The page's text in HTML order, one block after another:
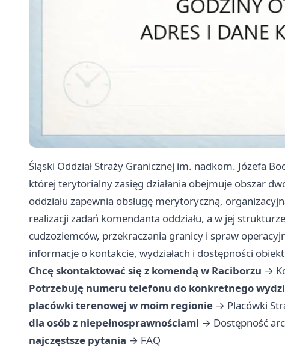
Śląski Oddział Straży Granicznej im. nadkom. Józefa
której terytorialny zasięg działania obejmuje obszar
oddziału zapewnia obsługę merytoryczną,
realizacji zadań komendanta oddziału, a w jej
cudzoziemców, przekraczania granicy i spraw
informacje o kontakcie, wydziałach i dostępności
Chcę skontaktować się z komendą w Raciborzu →
Potrzebuję numeru telefonu do konkretnego
placówki terenowej w moim regionie → Placówki
dla osób z niepełnosprawnościami → Dostępność
najczęstsze pytania → FAQ